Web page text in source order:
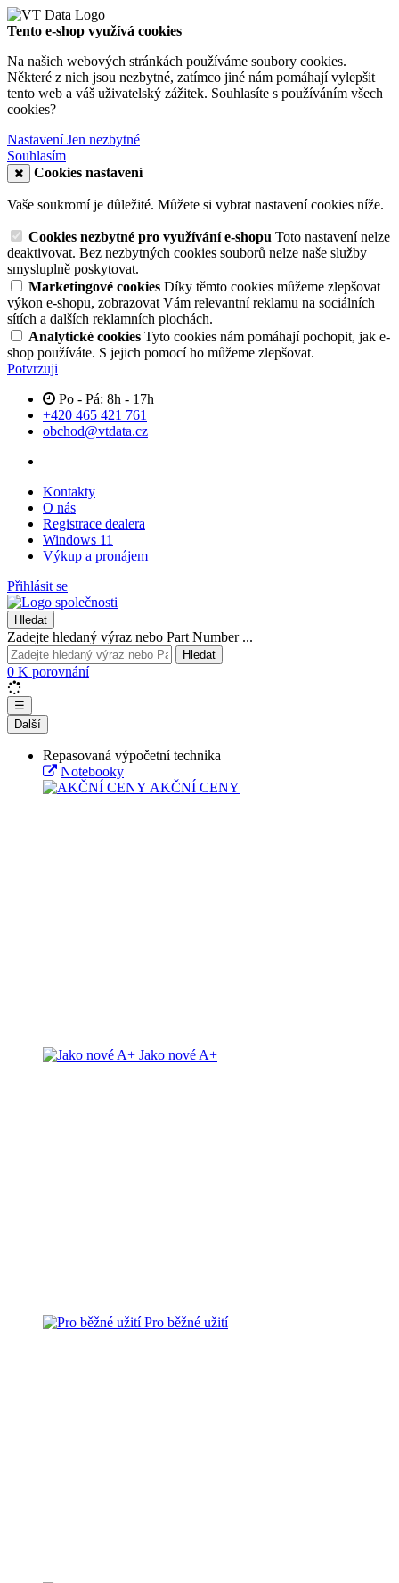
Tento e-shop využívá cookies
Na našich webových stránkách používáme soubory cookies.
Některé z nich jsou nezbytné, zatímco jiné nám pomáhají vylepšit
tento web a váš uživatelský zážitek. Souhlasíte s používáním všech
cookies?
NastaveníJen nezbytné
Souhlasím
Cookies nastavení
Vaše soukromí je důležité. Můžete si vybrat nastavení cookies níže.
Cookies nezbytné pro využívání e-shopu Toto nastavení nelze
deaktivovat. Bez nezbytných cookies souborů nelze naše služby
smysluplně poskytovat.
Marketingové cookies Díky těmto cookies můžeme zlepšovat
výkon e-shopu, zobrazovat Vám relevantní reklamu na sociálních
sítích a dalších reklamních plochách.
Analytické cookies Tyto cookies nám pomáhají pochopit, jak e-
shop používáte. S jejich pomocí ho můžeme zlepšovat.
Potvrzuji
Po - Pá: 8h - 17h
+420 465 421 761
obchod@vtdata.cz
Kontakty
O nás
Registrace dealera
Windows 11
Výkup a pronájem
Přihlásit se
Hledat
Zadejte hledaný výraz nebo Part Number ...
Hledat
0 K porovnání
☰
Další
Repasovaná výpočetní technika
Notebooky
AKČNÍ CENY
Jako nové A+
Pro běžné užití